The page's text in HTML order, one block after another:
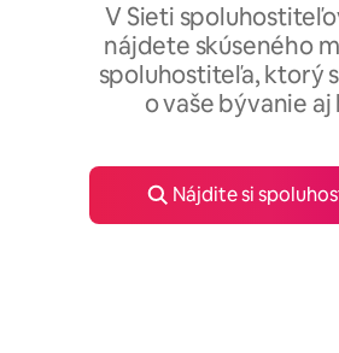
V Sieti
nájdete skúseného
spoluhostiteľa, ktorý
o vaše bývanie aj
Nájdite si